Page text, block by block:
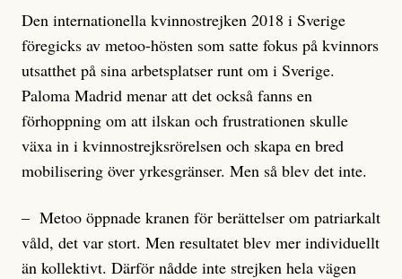
Den internationella kvinnostrejken 2018 i Sverige
föregicks av metoo-hösten som satte fokus på kvinnors
utsatthet på sina arbetsplatser runt om i Sverige.
Paloma Madrid menar att det också fanns en
förhoppning om att ilskan och frustrationen skulle
växa in i kvinnostrejksrörelsen och skapa en bred
mobilisering över yrkesgränser. Men så blev det inte.
– Metoo öppnade kranen för berättelser om patriarkalt
våld, det var stort. Men resultatet blev mer individuellt
än kollektivt. Därför nådde inte strejken hela vägen